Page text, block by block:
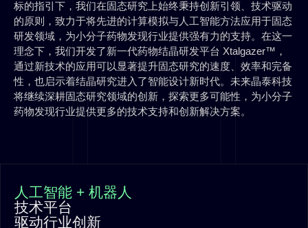
标的指引下，我们在固态研究上始终秉持创新引领、技术驱动
的原则，致力于将先进的计算模拟与人工智能方法应用于固态
研发领域，为小分子药物发现行业提供强有力的支持。在这一
理念下，我们开发了新一代药物结晶研发平台 Xtalgazer™，
通过新技术的应用可以显著提升固态研究的速度、效率和完备
性，也启示着结晶研究进入了智能设计新时代。未来晶泰科技
将继续深耕固态研究领域的创新，探索更多可能性，为小分子
药物发现行业提供更多的技术支持和创新解决方案。
人工智能 + 机器人
技术平台
驱动行业创新